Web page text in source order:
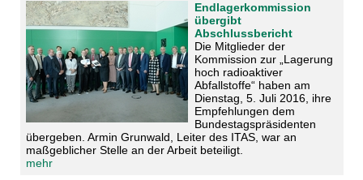
Endlagerkommission
übergibt
Abschlussbericht
Die Mitglieder der
Kommission zur „Lagerung
hoch radioaktiver
Abfallstoffe“ haben am
Dienstag, 5. Juli 2016, ihre
Empfehlungen dem
Bundestagspräsidenten
übergeben. Armin Grunwald, Leiter des ITAS, war an
maßgeblicher Stelle an der Arbeit beteiligt.
mehr